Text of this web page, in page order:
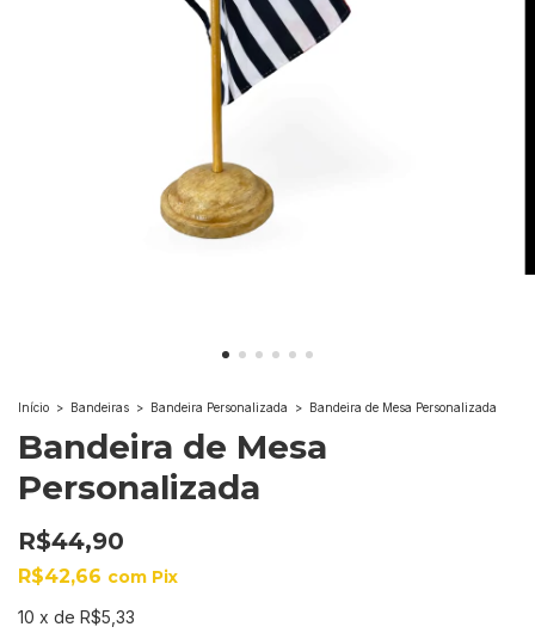
Início > Bandeiras > Bandeira Personalizada > Bandeira de Mesa Personalizada
Bandeira de Mesa
Personalizada
R$44,90
R$42,66 com Pix
10 x de R$5,33